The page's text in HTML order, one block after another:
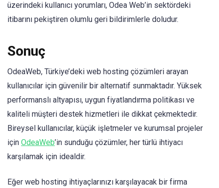
üzerindeki kullanıcı yorumları, Odea Web’in sektördeki
itibarını pekiştiren olumlu geri bildirimlerle doludur.
Sonuç
OdeaWeb, Türkiye’deki web hosting çözümleri arayan
kullanıcılar için güvenilir bir alternatif sunmaktadır. Yüksek
performanslı altyapısı, uygun fiyatlandırma politikası ve
kaliteli müşteri destek hizmetleri ile dikkat çekmektedir.
Bireysel kullanıcılar, küçük işletmeler ve kurumsal projeler
için OdeaWeb’in sunduğu çözümler, her türlü ihtiyacı
karşılamak için idealdir.
Eğer web hosting ihtiyaçlarınızı karşılayacak bir firma